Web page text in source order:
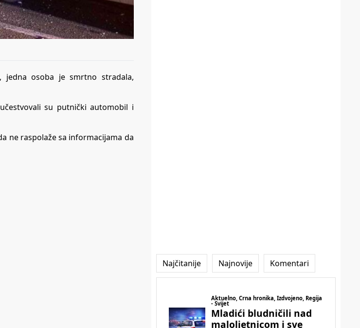
jedna osoba je smrtno stradala,
su putnički automobil i
ne raspolaže sa informacijama da
Najčitanije Najnovije Komentari